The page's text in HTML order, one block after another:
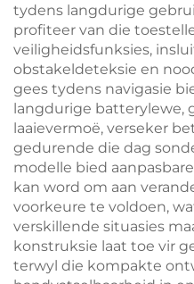
tydens langdurige
profiteer van die
veiligheidsfunksies,
obstakeldeteksie en
gees tydens navigasie
langdurige batterylewe,
laaievermoë, verseker
gedurende die dag
modelle bied
kan word om aan
voorkeure te voldoen,
verskillende situasies
konstruksie laat toe vir
terwyl die kompakte